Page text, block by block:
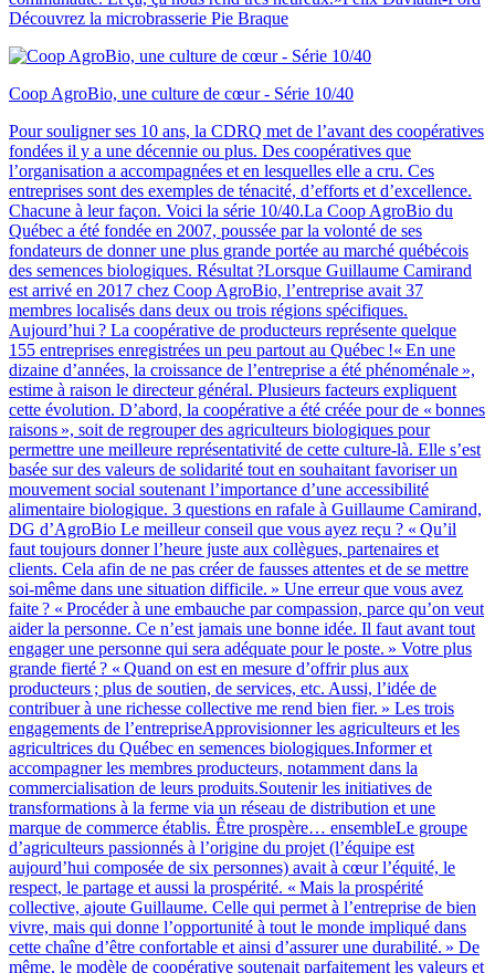
Découvrez la microbrasserie Pie Braque
Coop AgroBio, une culture de cœur - Série 10/40
Pour souligner ses 10 ans, la CDRQ met de l’avant des coopératives
fondées il y a une décennie ou plus. Des coopératives que
l’organisation a accompagnées et en lesquelles elle a cru. Ces
entreprises sont des exemples de ténacité, d’efforts et d’excellence.
Chacune à leur façon. Voici la série 10/40.La Coop AgroBio du
Québec a été fondée en 2007, poussée par la volonté de ses
fondateurs de donner une plus grande portée au marché québécois
des semences biologiques. Résultat ?Lorsque Guillaume Camirand
est arrivé en 2017 chez Coop AgroBio, l’entreprise avait 37
membres localisés dans deux ou trois régions spécifiques.
Aujourd’hui ? La coopérative de producteurs représente quelque
155 entreprises enregistrées un peu partout au Québec !« En une
dizaine d’années, la croissance de l’entreprise a été phénoménale »,
estime à raison le directeur général. Plusieurs facteurs expliquent
cette évolution. D’abord, la coopérative a été créée pour de « bonnes
raisons », soit de regrouper des agriculteurs biologiques pour
permettre une meilleure représentativité de cette culture-là. Elle s’est
basée sur des valeurs de solidarité tout en souhaitant favoriser un
mouvement social soutenant l’importance d’une accessibilité
alimentaire biologique. 3 questions en rafale à Guillaume Camirand,
DG d’AgroBio Le meilleur conseil que vous ayez reçu ? « Qu’il
faut toujours donner l’heure juste aux collègues, partenaires et
clients. Cela afin de ne pas créer de fausses attentes et de se mettre
soi-même dans une situation difficile. » Une erreur que vous avez
faite ? « Procéder à une embauche par compassion, parce qu’on veut
aider la personne. Ce n’est jamais une bonne idée. Il faut avant tout
engager une personne qui sera adéquate pour le poste. » Votre plus
grande fierté ? « Quand on est en mesure d’offrir plus aux
producteurs ; plus de soutien, de services, etc. Aussi, l’idée de
contribuer à une richesse collective me rend bien fier. » Les trois
engagements de l’entrepriseApprovisionner les agriculteurs et les
agricultrices du Québec en semences biologiques.Informer et
accompagner les membres producteurs, notamment dans la
commercialisation de leurs produits.Soutenir les initiatives de
transformations à la ferme via un réseau de distribution et une
marque de commerce établis. Être prospère… ensembleLe groupe
d’agriculteurs passionnés à l’origine du projet (l’équipe est
aujourd’hui composée de six personnes) avait à cœur l’équité, le
respect, le partage et aussi la prospérité. « Mais la prospérité
collective, ajoute Guillaume. Celle qui permet à l’entreprise de bien
vivre, mais qui donne l’opportunité à tout le monde impliqué dans
cette chaîne d’être confortable et ainsi d’assurer une durabilité. » De
même, le modèle de coopérative soutenait parfaitement les valeurs et